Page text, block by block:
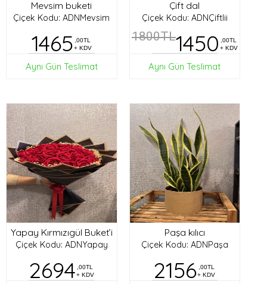
Mevsim buketi
Çiçek Kodu: ADNMevsim
1465 ,00TL
+ KDV
Aynı Gün Teslimat
Çift dal
Çiçek Kodu: ADNÇiftlii
1800TL1450
,00TL
+ KDV
Aynı Gün Teslimat
Yapay Kırmızıgül Buket’i
Çiçek Kodu: ADNYapay
2694 ,00TL
+ KDV
Paşa kılıcı
Çiçek Kodu: ADNPaşa
2156 ,00TL
+ KDV